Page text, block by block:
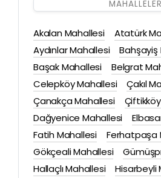
MAHALLELER
Akalan Mahallesi
Atatürk
Aydınlar Mahallesi
Bahşayiş
Başak Mahallesi
Belgrat
Celepköy Mahallesi
Çakıl
Çanakça Mahallesi
Dağyenice Mahallesi
Fatih Mahallesi
Ferhatpaşa
Gökçeali Mahallesi
Hallaçlı Mahallesi
Hisarbeyli